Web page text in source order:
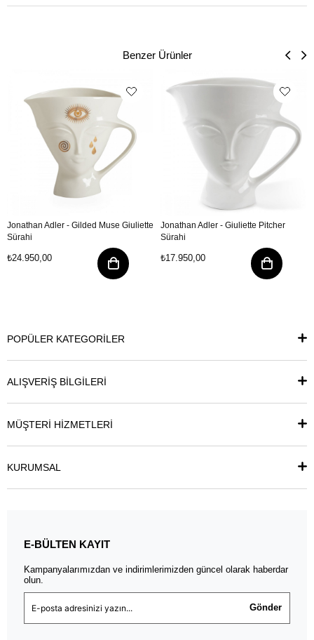
Benzer Ürünler
Jonathan Adler - Gilded Muse Giuliette
Sürahi
₺24.950,00
Jonathan Adler - Giuliette Pitcher
Sürahi
₺17.950,00
POPÜLER KATEGORİLER
ALIŞVERİŞ BİLGİLERİ
MÜŞTERİ HİZMETLERİ
KURUMSAL
E-BÜLTEN KAYIT
Kampanyalarımızdan ve indirimlerimizden güncel olarak haberdar
olun.
Gönder